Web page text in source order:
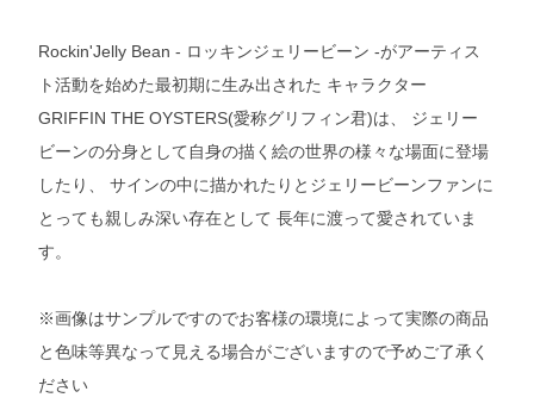
Rockin'Jelly Bean - ロッキンジェリービーン -がアーティス
ト活動を始めた最初期に生み出された キャラクター
GRIFFIN THE OYSTERS(愛称グリフィン君)は、 ジェリー
ビーンの分身として自身の描く絵の世界の様々な場面に登場
したり、 サインの中に描かれたりとジェリービーンファンに
とっても親しみ深い存在として 長年に渡って愛されていま
す。
※画像はサンプルですのでお客様の環境によって実際の商品
と色味等異なって見える場合がございますので予めご了承く
ださい